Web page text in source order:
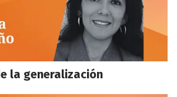
la generalización